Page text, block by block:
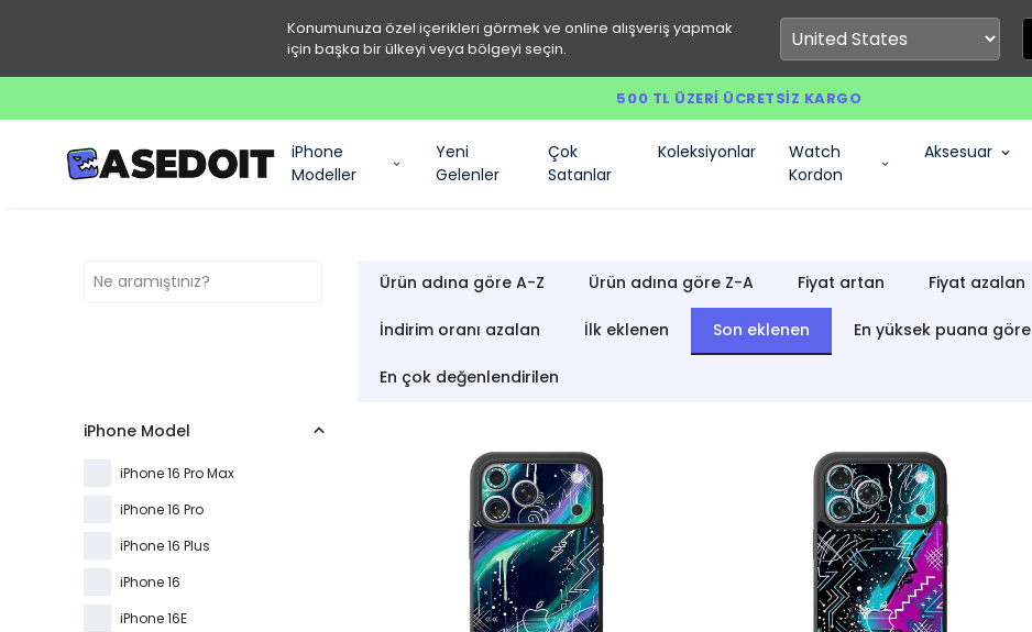
Konumunuza özel içerikleri görmek ve online alışveriş yapmak
için başka bir ülkeyi veya bölgeyi seçin.
500 TL ÜZERI ÜCRETSIZ KARGO
iPhone
Modeller
Yeni
Gelenler
Çok
Satanlar
Koleksiyonlar
Watch
Kordon
Aksesuar
Ürün adına göre A-Z Ürün adına göre Z-A Fiyat artan Fiyat azalan
İndirim oranı azalan İlk eklenen Son eklenen En yüksek puana göre
En çok değenlendirilen
iPhone Model
iPhone 16 Pro Max
iPhone 16 Pro
iPhone 16 Plus
iPhone 16
iPhone 16E